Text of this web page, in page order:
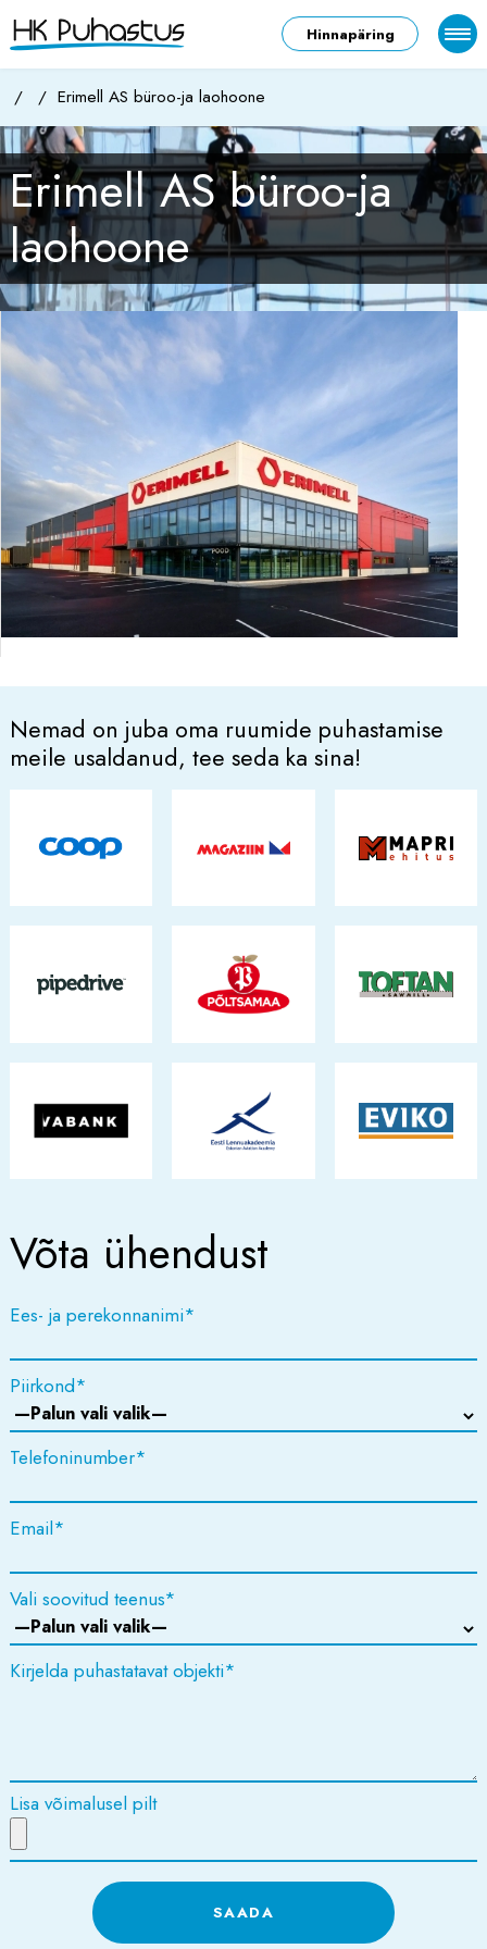
Hinnapäring
/ / Erimell AS büroo-ja laohoone
Erimell AS büroo-ja
laohoone
Nemad on juba oma ruumide puhastamise
meile usaldanud, tee seda ka sina!
Võta ühendust
Ees- ja perekonnanimi*
Piirkond*
Telefoninumber*
Please leave this field empty.
Email*
Vali soovitud teenus*
Kirjelda puhastatavat objekti*
Lisa võimalusel pilt